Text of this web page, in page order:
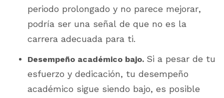
periodo prolongado y no parece mejorar,
podría ser una señal de que no es la
carrera adecuada para ti.
Desempeño académico bajo. Si a pesar de tu
esfuerzo y dedicación, tu desempeño
académico sigue siendo bajo, es posible